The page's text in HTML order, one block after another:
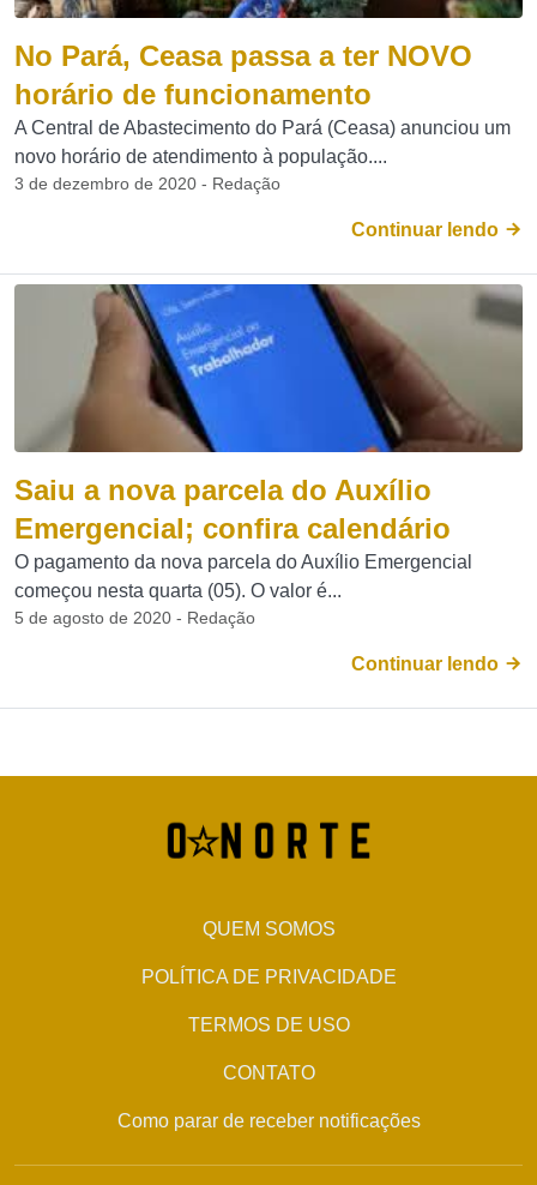
No Pará, Ceasa passa a ter NOVO
horário de funcionamento
A Central de Abastecimento do Pará (Ceasa) anunciou um
novo horário de atendimento à população....
3 de dezembro de 2020 - Redação
Continuar lendo
Saiu a nova parcela do Auxílio
Emergencial; confira calendário
O pagamento da nova parcela do Auxílio Emergencial
começou nesta quarta (05). O valor é...
5 de agosto de 2020 - Redação
Continuar lendo
QUEM SOMOS
POLÍTICA DE PRIVACIDADE
TERMOS DE USO
CONTATO
Como parar de receber notificações